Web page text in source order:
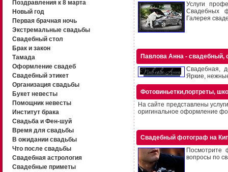
Поздравления к 8 марта
Новый год
Первая брачная ночь
Экстремальные свадьбы
Свадебный стол
Брак и закон
Тамада
Оформление свадеб
Свадебный этикет
Организация свадьбы
Букет невесты
Помощник невесты
Институт брака
Свадьба и Фен-шуй
Время для свадьбы
В ожидании свадьбы
Что после свадьбы
Свадебная астрология
Свадебные приметы
Услуги
Свадебных
Галерея
Павлова Анна - свадебный,
Свадебная,
Яркие,
Фотовиньетки,портреты,
На сайте представлены
оригинальное оформление
Свадебный фотограф на
Посмотрите
вопросы по